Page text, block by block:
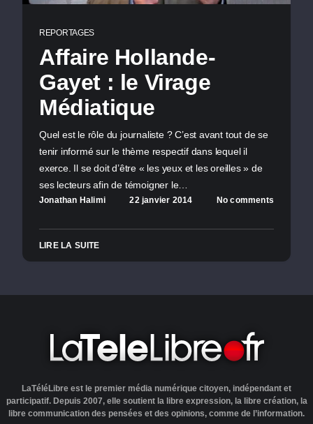
REPORTAGES
Affaire Hollande-
Gayet : le Virage
Médiatique
Quel est le rôle du journaliste ? C’est avant tout de se
tenir informé sur le thème respectif dans lequel il
exerce. Il se doit d’être « les yeux et les oreilles » de
ses lecteurs afin de témoigner le…
Jonathan Halimi 22 janvier 2014 No comments
LIRE LA SUITE
LaTéléLibre est le premier média numérique citoyen, indépendant et
participatif. Depuis 2007, elle soutient la libre expression, la libre création, la
libre communication des pensées et des opinions, comme de l’information.